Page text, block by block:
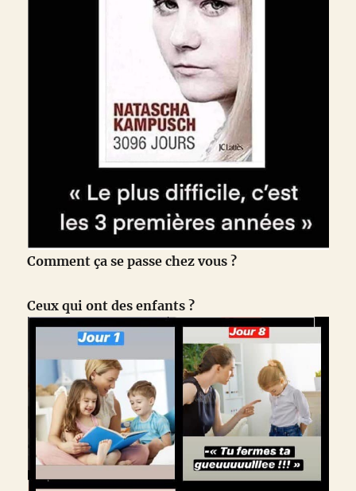
Comment ça se passe chez vous ?
Ceux qui ont des enfants ?